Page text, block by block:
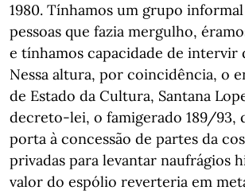
1980. Tínhamos um grupo
pessoas que fazia mergulho,
e tínhamos capacidade de intervir
Nessa altura, por coincidência, o
de Estado da Cultura, Santana
decreto-lei, o famigerado 189/93,
porta à concessão de partes da
privadas para levantar naufrágios
valor do espólio reverteria em